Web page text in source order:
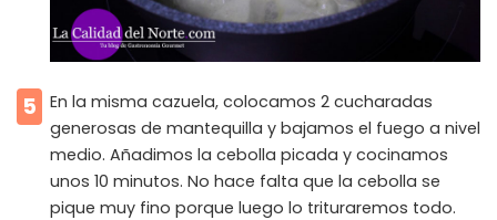
5
En la misma cazuela, colocamos 2 cucharadas
generosas de mantequilla y bajamos el fuego a nivel
medio. Añadimos la cebolla picada y cocinamos
unos 10 minutos. No hace falta que la cebolla se
pique muy fino porque luego lo trituraremos todo.